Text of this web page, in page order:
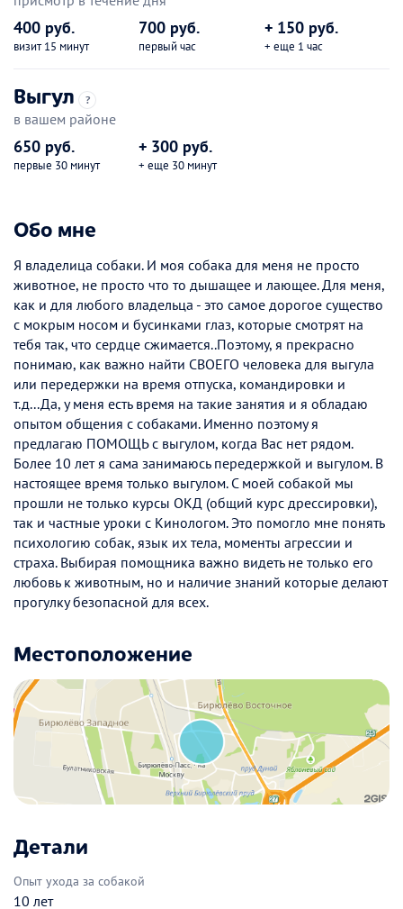
400 руб.
визит 15 минут
700 руб.
первый час
+ 150 руб.
+ еще 1 час
Выгул ?
в вашем районе
650 руб.
первые 30 минут
+ 300 руб.
+ еще 30 минут
Обо мне
Я владелица собаки. И моя собака для меня не просто
животное, не просто что то дышащее и лающее. Для меня,
как и для любого владельца - это самое дорогое существо
с мокрым носом и бусинками глаз, которые смотрят на
тебя так, что сердце сжимается..Поэтому, я прекрасно
понимаю, как важно найти СВОЕГО человека для выгула
или передержки на время отпуска, командировки и
т.д...Да, у меня есть время на такие занятия и я обладаю
опытом общения с собаками. Именно поэтому я
предлагаю ПОМОЩЬ с выгулом, когда Вас нет рядом.
Более 10 лет я сама занимаюсь передержкой и выгулом. В
настоящее время только выгулом. С моей собакой мы
прошли не только курсы ОКД (общий курс дрессировки),
так и частные уроки с Кинологом. Это помогло мне понять
психологию собак, язык их тела, моменты агрессии и
страха. Выбирая помощника важно видеть не только его
любовь к животным, но и наличие знаний которые делают
прогулку безопасной для всех.
Местоположение
Детали
Опыт ухода за собакой
10 лет